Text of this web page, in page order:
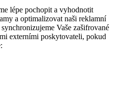
lépe pochopit a vyhodnotit
a optimalizovat naši reklamní
Vaše zašifrované
externími poskytovateli, pokud